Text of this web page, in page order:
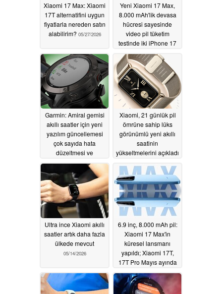
Xiaomi 17 Max: Xiaomi
17T alternatifini uygun
fiyatlarla nereden satın
alabilirim? 05/27/2026
Yeni Xiaomi 17 Max,
8.000 mAh'lik devasa
hücresi sayesinde
video pil tüketim
testinde iki iPhone 17
Pro Max ünitesini
geride bıraktı05/20/2026
Garmin: Amiral gemisi
akıllı saatler için yeni
yazılım güncellemesi
çok sayıda hata
düzeltmesi ve
iyileştirme sunuyor
05/20/2026
Xiaomi, 21 günlük pil
ömrüne sahip lüks
görünümlü yeni akıllı
saatinin
yükseltmelerini açıkladı
Ultra ince Xiaomi akıllı
saatler artık daha fazla
ülkede mevcut
05/14/2026
6.9 inç, 8.000 mAh pil:
Xiaomi 17 Max'in
küresel lansmanı
yapıldı; Xiaomi 17T,
17T Pro Mayıs ayında
resmiyet kazanacak
05/14/2026